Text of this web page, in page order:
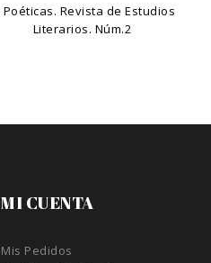
MI CUENTA
Mis Pedidos